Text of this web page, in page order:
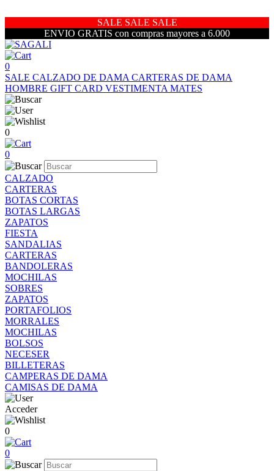
SALE SALE SALE
ENVIO GRATIS con compras mayores a 6.000
0
SALE CALZADO DE DAMA CARTERAS DE DAMA
HOMBRE GIFT CARD VESTIMENTA MATES
0
0
CALZADO
CARTERAS
BOTAS CORTAS
BOTAS LARGAS
ZAPATOS
FIESTA
SANDALIAS
CARTERAS
BANDOLERAS
MOCHILAS
SOBRES
ZAPATOS
PORTAFOLIOS
MORRALES
MOCHILAS
BOLSOS
NECESER
BILLETERAS
CAMPERAS DE DAMA
CAMISAS DE DAMA
Acceder
0
0